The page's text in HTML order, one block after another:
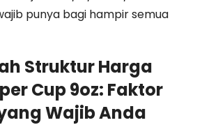
punya bagi hampir semua
Struktur Harga
Cup 9oz: Faktor
Wajib Anda